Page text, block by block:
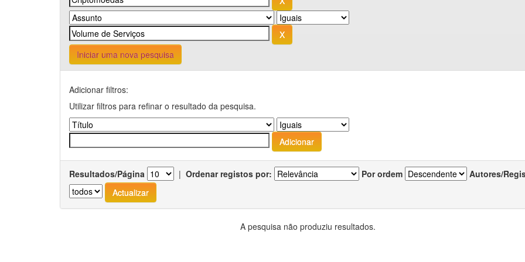
Iniciar uma nova pesquisa
Adicionar filtros:
Utilizar filtros para refinar o resultado da pesquisa.
Resultados/Página | Ordenar registos por: Por ordem Autores/
A pesquisa não produziu resultados.